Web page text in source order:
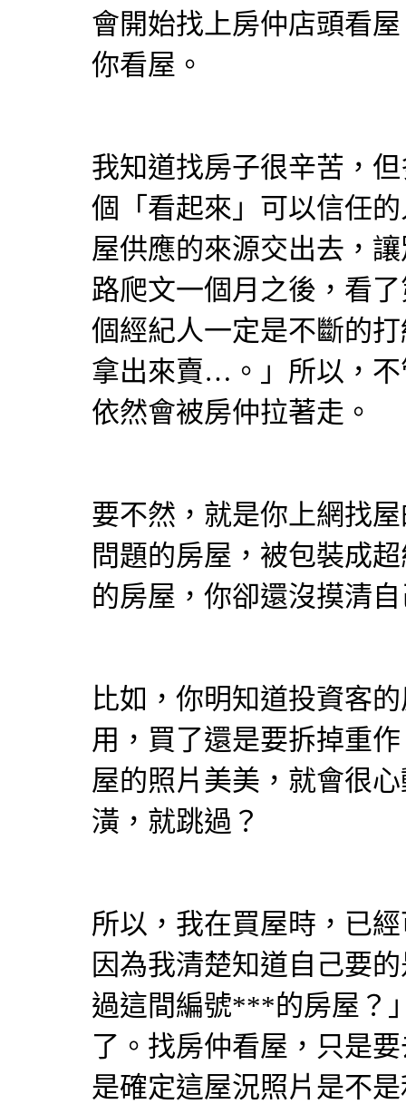
會開始找上房仲店頭看
你看屋。
我知道找房子很辛苦，
個「看起來」可以信任
屋供應的來源交出去，
路爬文一個月之後，看
個經紀人一定是不斷的
拿出來賣…。」所以，
依然會被房仲拉著走。
要不然，就是你上網找
問題的房屋，被包裝成
的房屋，你卻還沒摸清
比如，你明知道投資客
用，買了還是要拆掉重
屋的照片美美，就會很
潢，就跳過？
所以，我在買屋時，已
因為我清楚知道自己要
過這間編號***的房屋？
了。找房仲看屋，只是
是確定這屋況照片是不